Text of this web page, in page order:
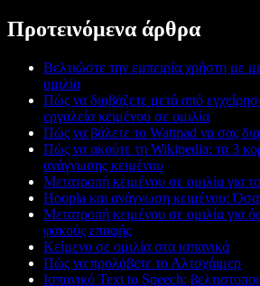
Προτεινόμενα άρθρα
Βελτιώστε την εμπειρία χρήστη με
ομιλία
Πώς να διαβάζετε μετά από
εργαλεία κειμένου σε ομιλία
Πώς να βάλετε το Wattpad να σας
Πώς να ακούτε τη Wikipedia: τα 3
ανάγνωσης κειμένου
Μετατροπή κειμένου σε ομιλία για
Hoopla και ανάγνωση κειμένου: Όσα
Μετατροπή κειμένου σε ομιλία για
φακούς επαφής
Κείμενο σε ομιλία στα ισπανικά
Πώς να προλάβετε το Αλτσχάιμερ
Ισπανικό Text to Speech: